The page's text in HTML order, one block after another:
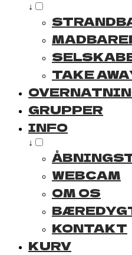
↓
TAKE
GRUPPER
INFO
↓
WEBCAM
OM OS
KONTAKT
KURV